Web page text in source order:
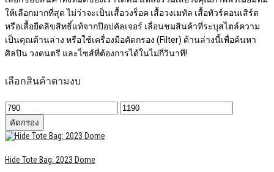
ให้เลือกมากที่สุด ไม่ว่าจะเป็นเสื้อวงร็อค เสื้อวงเมทัล เสื้อทัวร์คอนเสิร์ต
หรือเสื้อยืดลิขสิทธิ์แท้จากป๊อปคัลเจอร์ เลื่อนชมสินค้าที่ระบุสไตล์ความ
เป็นคุณด้านล่าง หรือใช้เครื่องมือคัดกรอง (Filter) ด้านล่างนี้เพื่อค้นหา
ศิลปิน วงดนตรี และไซส์ที่ต้องการได้ในไม่กี่วินาที!
เลือกสินค้าตามงบ
ราคา
ต่ำ
สุด
ราคา
คัดกรอง
Hide Tote Bag: 2023 Dome